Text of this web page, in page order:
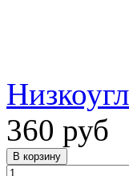
360 руб